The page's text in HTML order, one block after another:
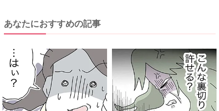
あなたにおすすめの記事